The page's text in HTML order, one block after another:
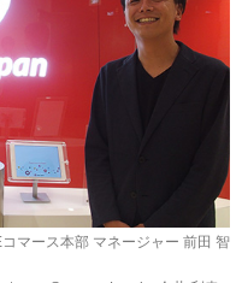
マース本部 マネージャー 前田 智